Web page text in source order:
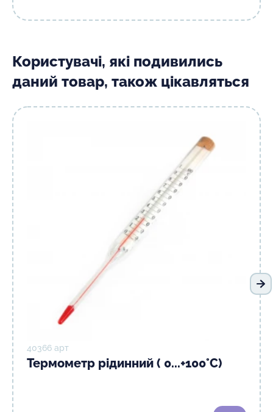
Користувачі, які подивились
даний товар, також цікавляться
40366 арт
Термометр рідинний ( 0...+100°С)